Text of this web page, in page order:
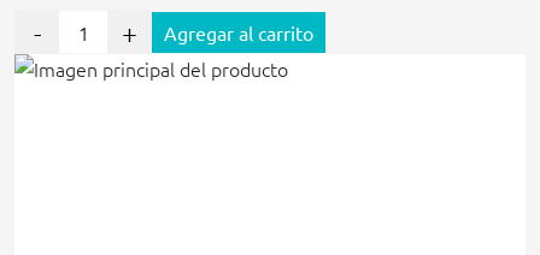
- + Agregar al carrito